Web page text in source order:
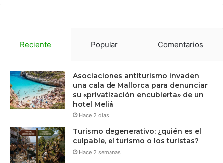
Reciente Popular Comentarios
Asociaciones antiturismo invaden
una cala de Mallorca para denunciar
su «privatización encubierta» de un
hotel Meliá
Hace 2 días
Turismo degenerativo: ¿quién es el
culpable, el turismo o los turistas?
Hace 2 semanas